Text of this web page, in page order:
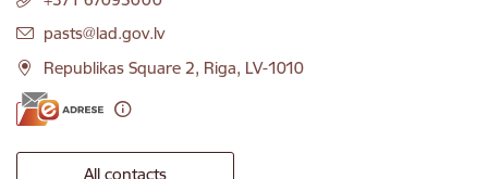
E-mail:
pasts@lad.gov.lv
Republikas Square 2, Riga, LV-1010
All contacts